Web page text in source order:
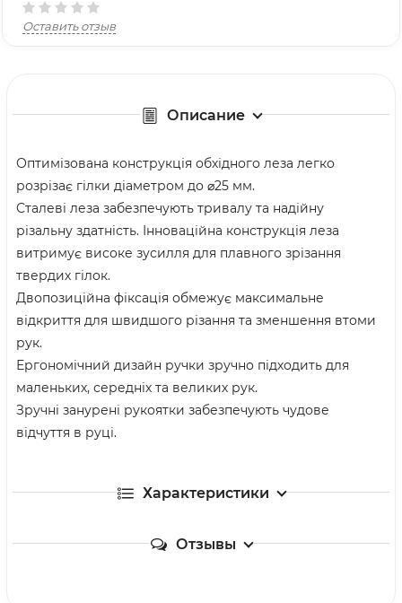
Оставить отзыв
Описание
Оптимізована конструкція обхідного леза легко
розрізає гілки діаметром до ⌀25 мм.
Сталеві леза забезпечують тривалу та надійну
різальну здатність. Інноваційна конструкція леза
витримує високе зусилля для плавного зрізання
твердих гілок.
Двопозиційна фіксація обмежує максимальне
відкриття для швидшого різання та зменшення втоми
рук.
Ергономічний дизайн ручки зручно підходить для
маленьких, середніх та великих рук.
Зручні занурені рукоятки забезпечують чудове
відчуття в руці.
Характеристики
Отзывы